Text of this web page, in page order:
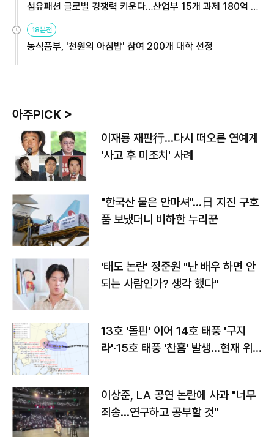
섬유패션 글로벌 경쟁력 키운다…산업부 15개 과제 180억 지
원
18분전
농식품부, '천원의 아침밥' 참여 200개 대학 선정
아주PICK >
이재룡 재판行…다시 떠오른 연예계
'사고 후 미조치' 사례
"한국산 물은 안마셔"…日 지진 구호
품 보냈더니 비하한 누리꾼
'태도 논란' 정준원 "난 배우 하면 안
되는 사람인가? 생각 했다"
13호 '돌핀' 이어 14호 태풍 '구지
라'·15호 태풍 '찬홈' 발생…현재 위
이상준, LA 공연 논란에 사과 "너무
죄송…연구하고 공부할 것"